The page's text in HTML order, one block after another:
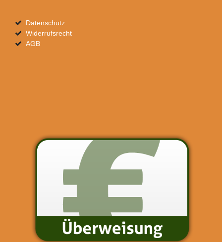
Datenschutz
Widerrufsrecht
AGB